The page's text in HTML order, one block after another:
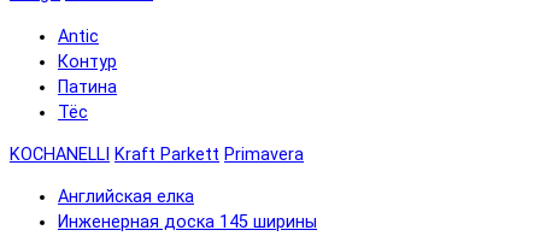
Antic
Контур
Патина
Тёс
KOCHANELLI Kraft Parkett Primavera
Английская елка
Инженерная доска 145 ширины